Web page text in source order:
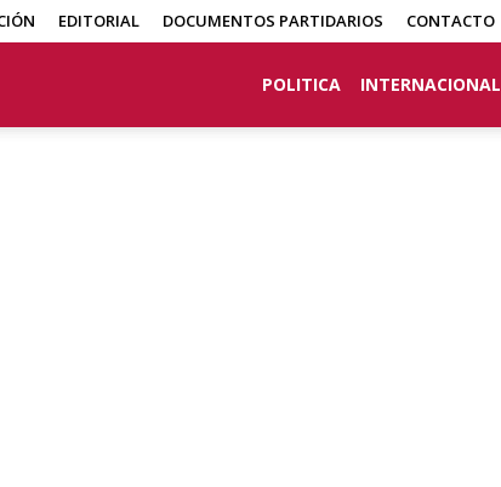
EDITORIAL DOCUMENTOS PARTIDARIOS CONTACTO
POLITICA INTERNACIONAL